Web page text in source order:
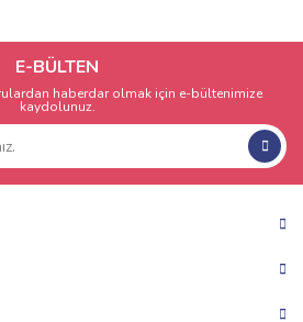
E-BÜLTEN
haberdar olmak için e-bültenimize
kaydolunuz.